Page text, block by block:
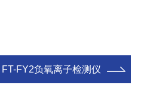
FT-FY2负氧离子检测仪